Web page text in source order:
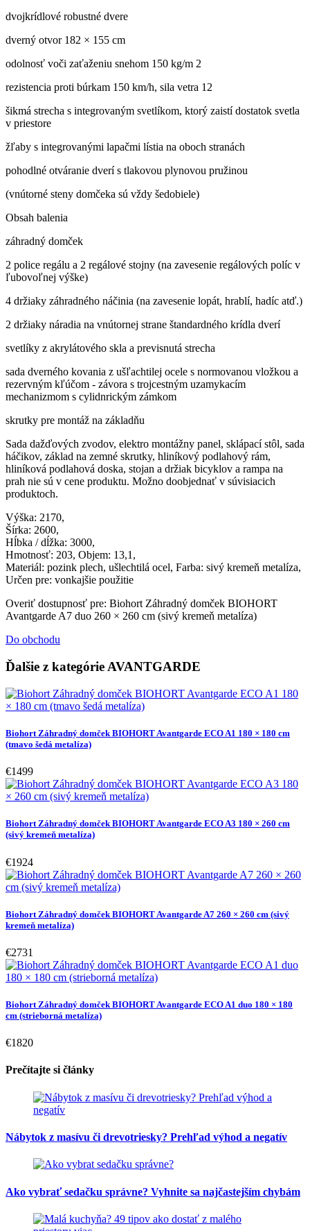
dvojkrídlové robustné dvere
dverný otvor 182 × 155 cm
odolnosť voči zaťaženiu snehom 150 kg/m 2
rezistencia proti búrkam 150 km/h, sila vetra 12
šikmá strecha s integrovaným svetlíkom, ktorý zaistí dostatok svetla
v priestore
žľaby s integrovanými lapačmi lístia na oboch stranách
pohodlné otváranie dverí s tlakovou plynovou pružinou
(vnútorné steny domčeka sú vždy šedobiele)
Obsah balenia
záhradný domček
2 police regálu a 2 regálové stojny (na zavesenie regálových políc v
ľubovoľnej výške)
4 držiaky záhradného náčinia (na zavesenie lopát, hrablí, hadíc atď.)
2 držiaky náradia na vnútornej strane štandardného krídla dverí
svetlíky z akrylátového skla a previsnutá strecha
sada dverného kovania z ušľachtilej ocele s normovanou vložkou a
rezervným kľúčom - závora s trojcestným uzamykacím
mechanizmom s cylidnrickým zámkom
skrutky pre montáž na základňu
Sada dažďových zvodov, elektro montážny panel, sklápací stôl, sada
háčikov, základ na zemné skrutky, hliníkový podlahový rám,
hliníková podlahová doska, stojan a držiak bicyklov a rampa na
prah nie sú v cene produktu. Možno doobjednať v súvisiacich
produktoch.
Výška: 2170,
Šírka: 2600,
Hĺbka / dĺžka: 3000,
Hmotnosť: 203, Objem: 13,1,
Materiál: pozink plech, ušlechtilá ocel, Farba: sivý kremeň metalíza,
Určen pre: vonkajšie použitie
Overiť dostupnosť pre: Biohort Záhradný domček BIOHORT
Avantgarde A7 duo 260 × 260 cm (sivý kremeň metalíza)
Do obchodu
Ďalšie z kategórie AVANTGARDE
Biohort Záhradný domček BIOHORT Avantgarde ECO A1 180 × 180 cm
(tmavo šedá metalíza)
€1499
Biohort Záhradný domček BIOHORT Avantgarde ECO A3 180 × 260 cm
(sivý kremeň metalíza)
€1924
Biohort Záhradný domček BIOHORT Avantgarde A7 260 × 260 cm (sivý
kremeň metalíza)
€2731
Biohort Záhradný domček BIOHORT Avantgarde ECO A1 duo 180 × 180
cm (strieborná metalíza)
€1820
Prečítajte si články
Nábytok z masívu či drevotriesky? Prehľad výhod a negatív
Ako vybrať sedačku správne? Vyhnite sa najčastejším chybám